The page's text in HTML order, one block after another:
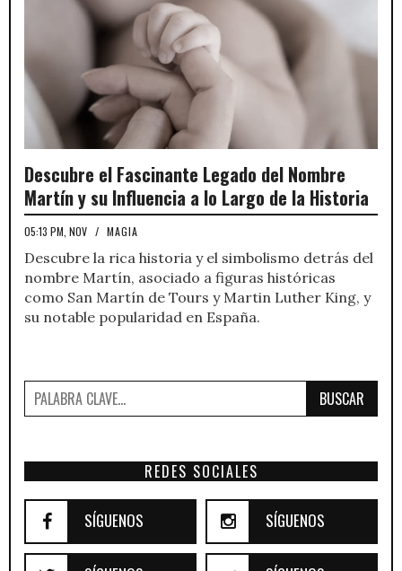
Descubre el Fascinante Legado del Nombre
Martín y su Influencia a lo Largo de la Historia
05:13 PM, NOV / MAGIA
Descubre la rica historia y el simbolismo detrás del
nombre Martín, asociado a figuras históricas
como San Martín de Tours y Martin Luther King, y
su notable popularidad en España.
BUSCAR
REDES SOCIALES
SÍGUENOS SÍGUENOS